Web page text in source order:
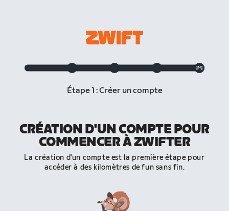
Étape 1 : Créer un compte
CRÉATION D'UN COMPTE POUR
COMMENCER À ZWIFTER
La création d'un compte est la première étape pour
accéder à des kilomètres de fun sans fin.